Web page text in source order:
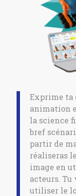
Exprime ta
animation
la science
bref
partir de
réaliseras
image en
acteurs.
utiliser le